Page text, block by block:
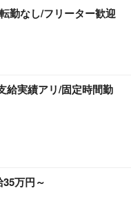
勤なし/フリーター歓迎
給実績アリ/固定時間勤
35万円～